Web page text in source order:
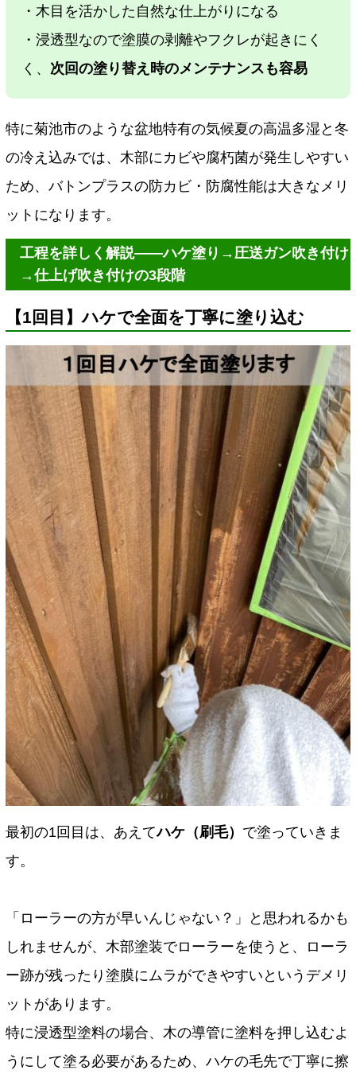
・木目を活かした自然な仕上がりになる
・浸透型なので塗膜の剥離やフクレが起きにく
く、 次回の塗り替え時のメンテナンスも容易
特に菊池市のような盆地特有の気候夏の高温多湿と冬
の冷え込みでは、木部にカビや腐朽菌が発生しやすい
ため、バトンプラスの防カビ・防腐性能は大きなメリ
ットになります。
工程を詳しく解説――ハケ塗り→圧送ガン吹き付け
→仕上げ吹き付けの3段階
【1回目】ハケで全面を丁寧に塗り込む
最初の1回目は、あえてハケ（刷毛） で塗っていきま
す。
「ローラーの方が早いんじゃない？」と思われるかも
しれませんが、木部塗装でローラーを使うと、ローラ
ー跡が残ったり塗膜にムラができやすいというデメリ
ットがあります。
特に浸透型塗料の場合、木の導管に塗料を押し込むよ
うにして塗る必要があるため、ハケの毛先で丁寧に擦